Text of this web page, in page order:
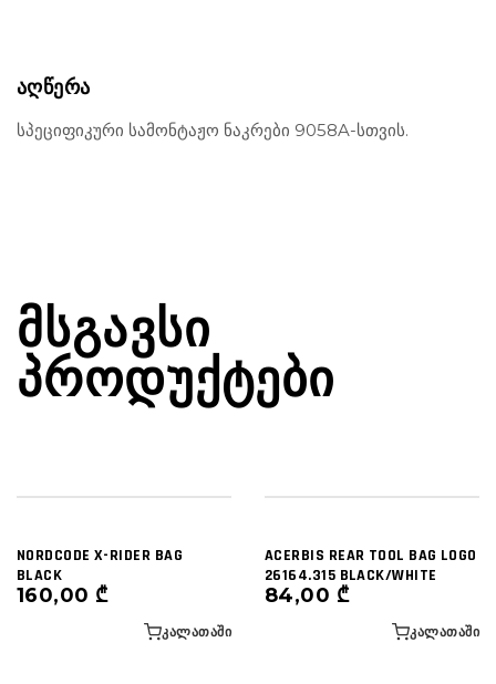
ᲐᲦᲬᲔᲠᲐ
სპეციფიკური სამონტაჟო ნაკრები 9058A-სთვის.
ᲛᲡᲒᲐᲕᲡᲘ
ᲞᲠᲝᲓᲣᲥᲢᲔᲑᲘ
NORDCODE X-RIDER BAG
BLACK
160,00 ₾
ᲙᲐᲚᲐᲗᲐᲨᲘ
ACERBIS REAR TOOL BAG LOGO
26164.315 BLACK/WHITE
84,00 ₾
ᲙᲐᲚᲐᲗᲐᲨᲘ